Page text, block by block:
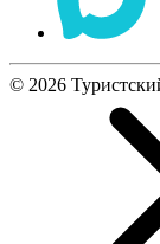
© 2026